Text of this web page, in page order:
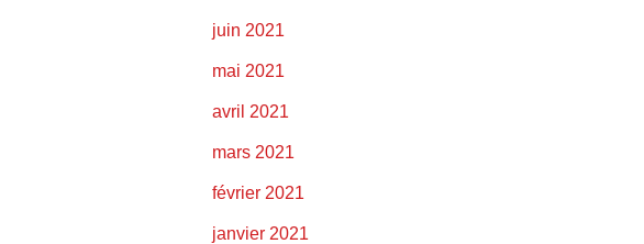
juin 2021
mai 2021
avril 2021
mars 2021
février 2021
janvier 2021